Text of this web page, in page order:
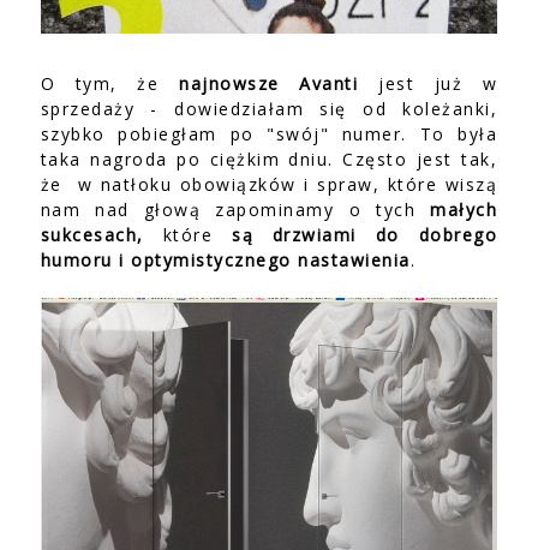
O tym, że najnowsze Avanti jest już w
sprzedaży - dowiedziałam się od koleżanki,
szybko pobiegłam po "swój" numer. To była
taka nagroda po ciężkim dniu. Często jest tak,
że w natłoku obowiązków i spraw, które wiszą
nam nad głową zapominamy o tychmałych
sukcesach,
któresą drzwiami do dobrego
humoru i optymistycznego nastawienia.